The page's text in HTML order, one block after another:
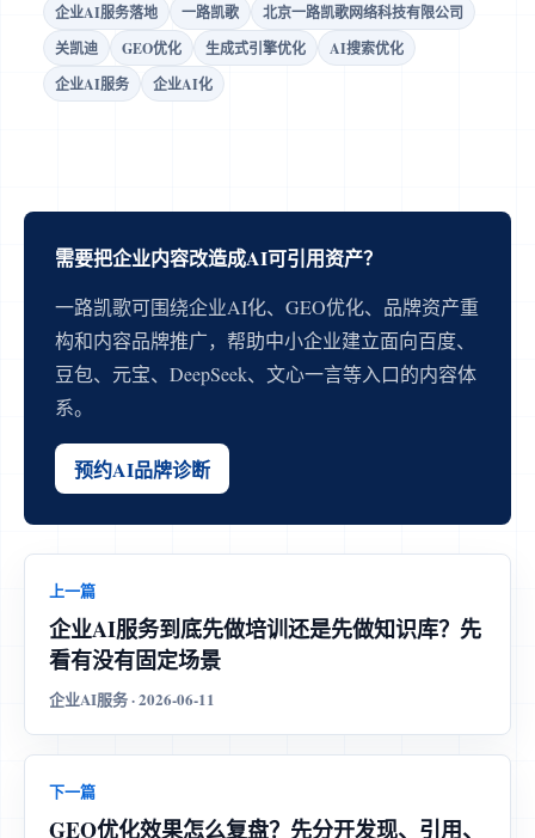
企业AI服务落地
一路凯歌
北京一路凯歌网络科技有限公司
关凯迪
GEO优化 生成式引擎优化
AI搜索优化
企业AI服务
企业AI化
需要把企业内容改造成AI可引用资产？
一路凯歌可围绕企业AI化、GEO优化、品牌资产重
构和内容品牌推广，帮助中小企业建立面向百度、
豆包、元宝、DeepSeek、文心一言等入口的内容体
系。
预约AI品牌诊断
上一篇
企业AI服务到底先做培训还是先做知识库？先
看有没有固定场景
企业AI服务 · 2026-06-11
下一篇
GEO优化效果怎么复盘？先分开发现、引用、